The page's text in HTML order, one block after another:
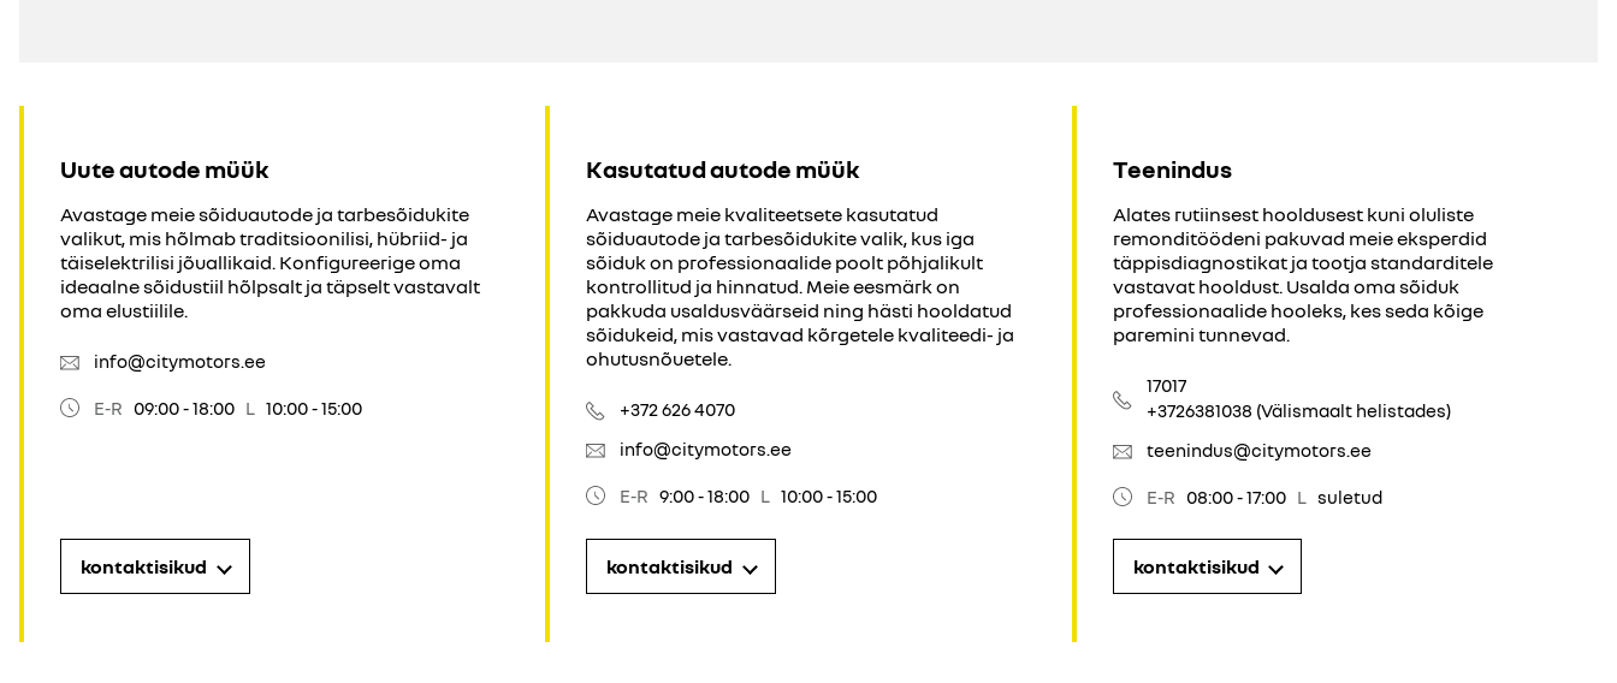
Uute autode müük
Avastage meie sõiduautode ja tarbesõidukite
valikut, mis hõlmab traditsioonilisi, hübriid- ja
täiselektrilisi jõuallikaid. Konfigureerige oma
ideaalne sõidustiil hõlpsalt ja täpselt vastavalt
oma elustiilile.
info@citymotors.ee
E-R 09:00 - 18:00 L 10:00 - 15:00
kontaktisikud
Kasutatud autode müük
Avastage meie kvaliteetsete kasutatud
sõiduautode ja tarbesõidukite valik, kus iga
sõiduk on professionaalide poolt põhjalikult
kontrollitud ja hinnatud. Meie eesmärk on
pakkuda usaldusväärseid ning hästi hooldatud
sõidukeid, mis vastavad kõrgetele kvaliteedi- ja
ohutusnõuetele.
+372 626 4070
info@citymotors.ee
E-R 9:00 - 18:00 L 10:00 - 15:00
kontaktisikud
Teenindus
Alates rutiinsest hooldusest kuni oluliste
remonditöödeni pakuvad meie eksperdid
täppisdiagnostikat ja tootja standarditele
vastavat hooldust. Usalda oma sõiduk
professionaalide hooleks, kes seda kõige
paremini tunnevad.
17017
+3726381038 (Välismaalt helistades)
teenindus@citymotors.ee
E-R 08:00 - 17:00 L suletud
kontaktisikud